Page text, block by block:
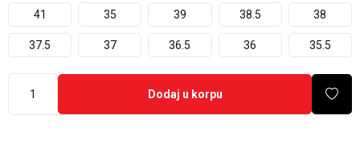
41 35 39 38.5 38
37.5 37 36.5 36 35.5
Dodaj u korpu